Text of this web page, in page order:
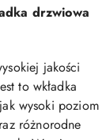
drzwiowa
jakości
to wkładka
wysoki poziom
różnorodne